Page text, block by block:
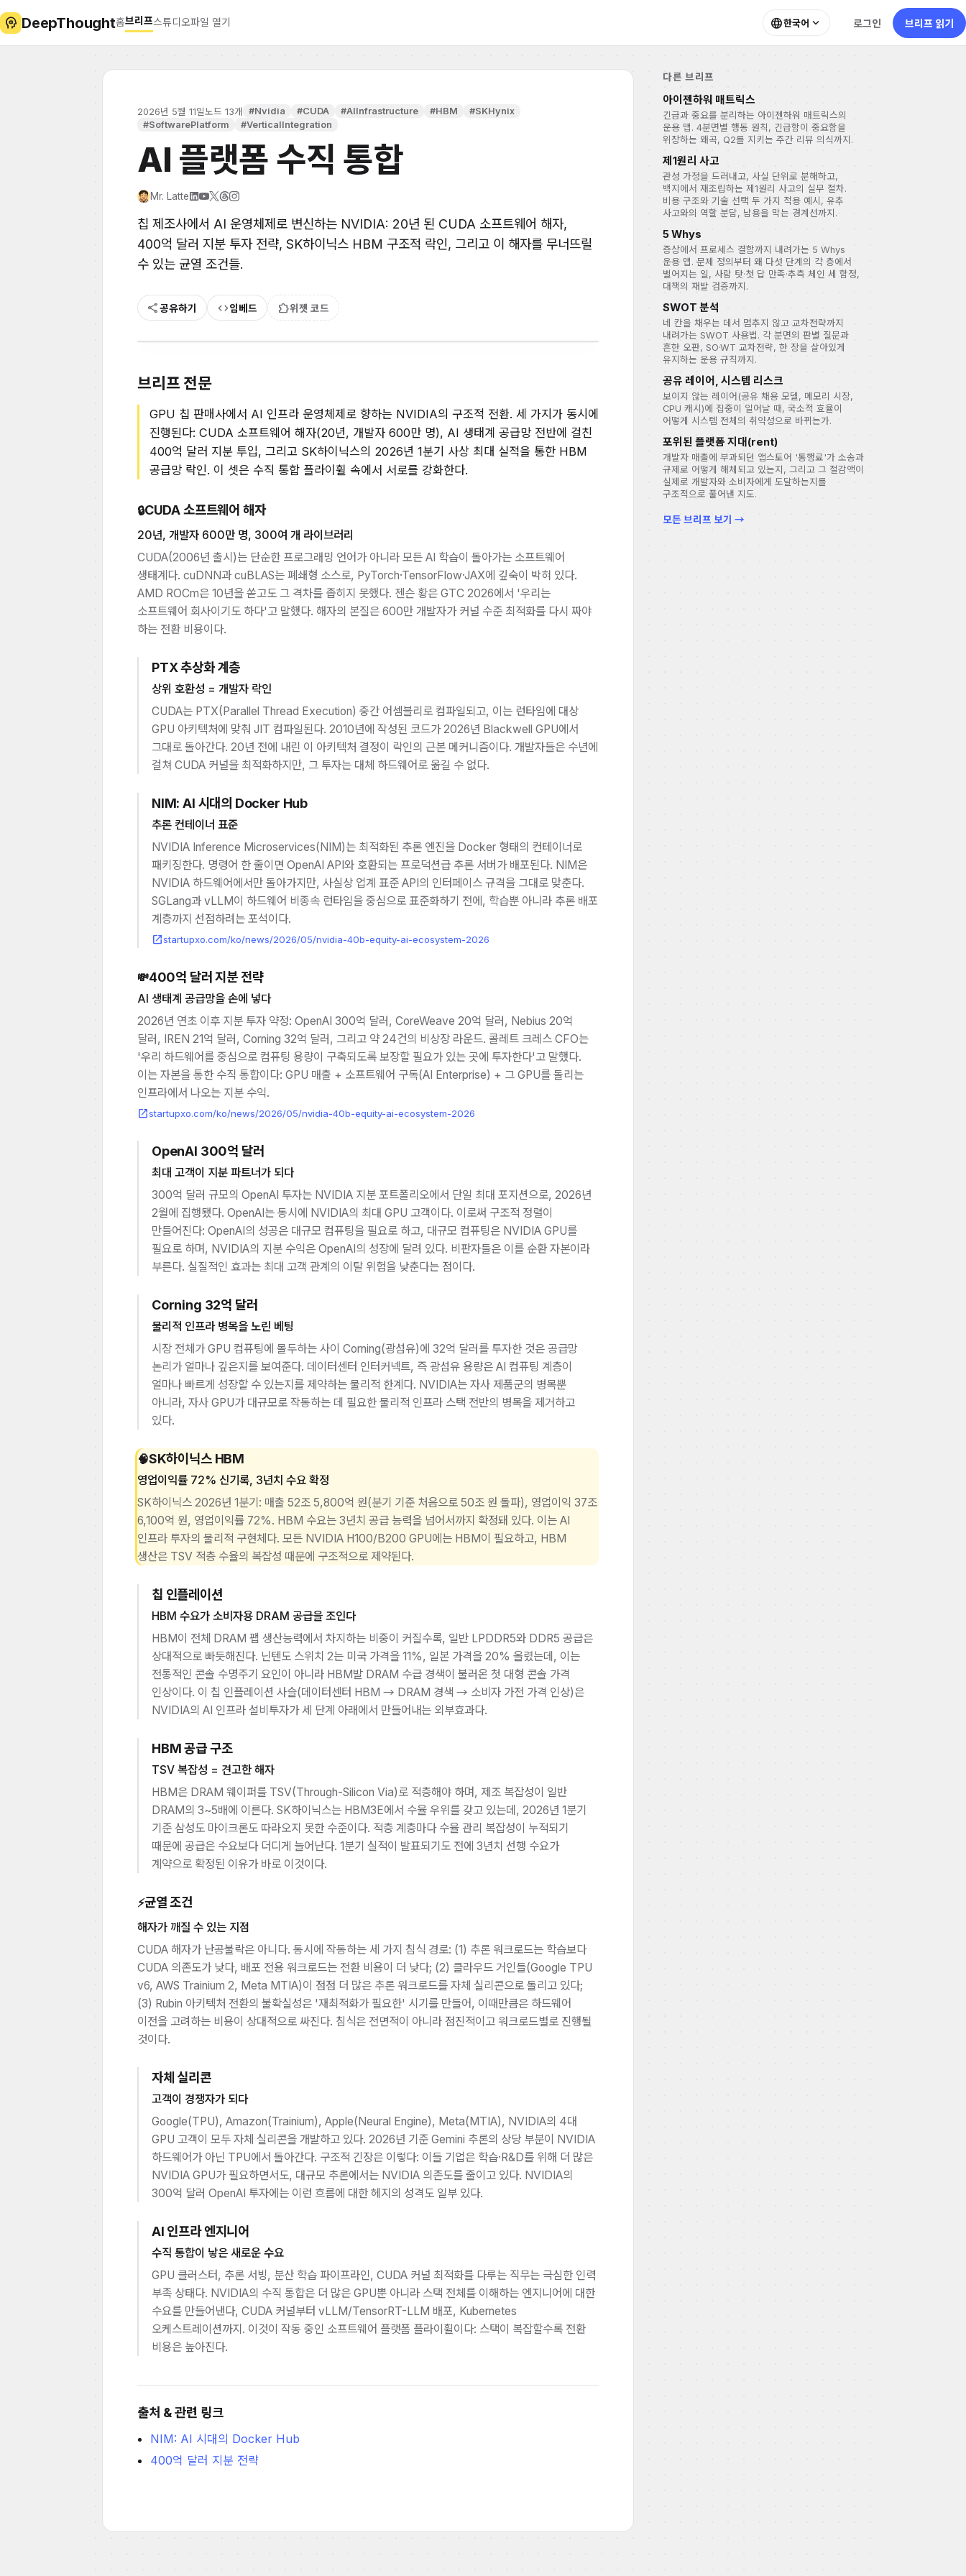
psychology DeepThought홈브리프스튜디오파일 열기 language한국어 expand_more 로그인 브리프 읽기
2026년 5월 11일노드 13개 #Nvidia #CUDA #AIInfrastructure #HBM
#SKHynix
#SoftwarePlatform
#VerticalIntegration
AI 플랫폼 수직 통합
Mr. Latte
칩 제조사에서 AI 운영체제로 변신하는 NVIDIA: 20년 된 CUDA 소프트웨어 해자,
400억 달러 지분 투자 전략, SK하이닉스 HBM 구조적 락인, 그리고 이 해자를 무너뜨릴
수 있는 균열 조건들.
share공유하기 code임베드 extension위젯 코드
브리프 전문
GPU 칩 판매사에서 AI 인프라 운영체제로 향하는 NVIDIA의 구조적 전환. 세 가지가 동시에
진행된다: CUDA 소프트웨어 해자(20년, 개발자 600만 명), AI 생태계 공급망 전반에 걸친
400억 달러 지분 투입, 그리고 SK하이닉스의 2026년 1분기 사상 최대 실적을 통한 HBM
공급망 락인. 이 셋은 수직 통합 플라이휠 속에서 서로를 강화한다.
🔒CUDA 소프트웨어 해자
20년, 개발자 600만 명, 300여 개 라이브러리
CUDA(2006년 출시)는 단순한 프로그래밍 언어가 아니라 모든 AI 학습이 돌아가는 소프트웨어
생태계다. cuDNN과 cuBLAS는 폐쇄형 소스로, PyTorch·TensorFlow·JAX에 깊숙이 박혀 있다.
AMD ROCm은 10년을 쏟고도 그 격차를 좁히지 못했다. 젠슨 황은 GTC 2026에서 '우리는
소프트웨어 회사이기도 하다'고 말했다. 해자의 본질은 600만 개발자가 커널 수준 최적화를 다시 짜야
하는 전환 비용이다.
PTX 추상화 계층
상위 호환성 = 개발자 락인
CUDA는 PTX(Parallel Thread Execution) 중간 어셈블리로 컴파일되고, 이는 런타임에 대상
GPU 아키텍처에 맞춰 JIT 컴파일된다. 2010년에 작성된 코드가 2026년 Blackwell GPU에서
그대로 돌아간다. 20년 전에 내린 이 아키텍처 결정이 락인의 근본 메커니즘이다. 개발자들은 수년에
걸쳐 CUDA 커널을 최적화하지만, 그 투자는 대체 하드웨어로 옮길 수 없다.
NIM: AI 시대의 Docker Hub
추론 컨테이너 표준
NVIDIA Inference Microservices(NIM)는 최적화된 추론 엔진을 Docker 형태의 컨테이너로
패키징한다. 명령어 한 줄이면 OpenAI API와 호환되는 프로덕션급 추론 서버가 배포된다. NIM은
NVIDIA 하드웨어에서만 돌아가지만, 사실상 업계 표준 API의 인터페이스 규격을 그대로 맞춘다.
SGLang과 vLLM이 하드웨어 비종속 런타임을 중심으로 표준화하기 전에, 학습뿐 아니라 추론 배포
계층까지 선점하려는 포석이다.
open_in_newstartupxo.com/ko/news/2026/05/nvidia-40b-equity-ai-ecosystem-2026
💸400억 달러 지분 전략
AI 생태계 공급망을 손에 넣다
2026년 연초 이후 지분 투자 약정: OpenAI 300억 달러, CoreWeave 20억 달러, Nebius 20억
달러, IREN 21억 달러, Corning 32억 달러, 그리고 약 24건의 비상장 라운드. 콜레트 크레스 CFO는
'우리 하드웨어를 중심으로 컴퓨팅 용량이 구축되도록 보장할 필요가 있는 곳에 투자한다'고 말했다.
이는 자본을 통한 수직 통합이다: GPU 매출 + 소프트웨어 구독(AI Enterprise) + 그 GPU를 돌리는
인프라에서 나오는 지분 수익.
open_in_newstartupxo.com/ko/news/2026/05/nvidia-40b-equity-ai-ecosystem-2026
OpenAI 300억 달러
최대 고객이 지분 파트너가 되다
300억 달러 규모의 OpenAI 투자는 NVIDIA 지분 포트폴리오에서 단일 최대 포지션으로, 2026년
2월에 집행됐다. OpenAI는 동시에 NVIDIA의 최대 GPU 고객이다. 이로써 구조적 정렬이
만들어진다: OpenAI의 성공은 대규모 컴퓨팅을 필요로 하고, 대규모 컴퓨팅은 NVIDIA GPU를
필요로 하며, NVIDIA의 지분 수익은 OpenAI의 성장에 달려 있다. 비판자들은 이를 순환 자본이라
부른다. 실질적인 효과는 최대 고객 관계의 이탈 위험을 낮춘다는 점이다.
Corning 32억 달러
물리적 인프라 병목을 노린 베팅
시장 전체가 GPU 컴퓨팅에 몰두하는 사이 Corning(광섬유)에 32억 달러를 투자한 것은 공급망
논리가 얼마나 깊은지를 보여준다. 데이터센터 인터커넥트, 즉 광섬유 용량은 AI 컴퓨팅 계층이
얼마나 빠르게 성장할 수 있는지를 제약하는 물리적 한계다. NVIDIA는 자사 제품군의 병목뿐
아니라, 자사 GPU가 대규모로 작동하는 데 필요한 물리적 인프라 스택 전반의 병목을 제거하고
있다.
🧠SK하이닉스 HBM
영업이익률 72% 신기록, 3년치 수요 확정
SK하이닉스 2026년 1분기: 매출 52조 5,800억 원(분기 기준 처음으로 50조 원 돌파), 영업이익 37조
6,100억 원, 영업이익률 72%. HBM 수요는 3년치 공급 능력을 넘어서까지 확정돼 있다. 이는 AI
인프라 투자의 물리적 구현체다. 모든 NVIDIA H100/B200 GPU에는 HBM이 필요하고, HBM
생산은 TSV 적층 수율의 복잡성 때문에 구조적으로 제약된다.
칩 인플레이션
HBM 수요가 소비자용 DRAM 공급을 조인다
HBM이 전체 DRAM 팹 생산능력에서 차지하는 비중이 커질수록, 일반 LPDDR5와 DDR5 공급은
상대적으로 빠듯해진다. 닌텐도 스위치 2는 미국 가격을 11%, 일본 가격을 20% 올렸는데, 이는
전통적인 콘솔 수명주기 요인이 아니라 HBM발 DRAM 수급 경색이 불러온 첫 대형 콘솔 가격
인상이다. 이 칩 인플레이션 사슬(데이터센터 HBM → DRAM 경색 → 소비자 가전 가격 인상)은
NVIDIA의 AI 인프라 설비투자가 세 단계 아래에서 만들어내는 외부효과다.
HBM 공급 구조
TSV 복잡성 = 견고한 해자
HBM은 DRAM 웨이퍼를 TSV(Through-Silicon Via)로 적층해야 하며, 제조 복잡성이 일반
DRAM의 3~5배에 이른다. SK하이닉스는 HBM3E에서 수율 우위를 갖고 있는데, 2026년 1분기
기준 삼성도 마이크론도 따라오지 못한 수준이다. 적층 계층마다 수율 관리 복잡성이 누적되기
때문에 공급은 수요보다 더디게 늘어난다. 1분기 실적이 발표되기도 전에 3년치 선행 수요가
계약으로 확정된 이유가 바로 이것이다.
⚡균열 조건
해자가 깨질 수 있는 지점
CUDA 해자가 난공불락은 아니다. 동시에 작동하는 세 가지 침식 경로: (1) 추론 워크로드는 학습보다
CUDA 의존도가 낮다, 배포 전용 워크로드는 전환 비용이 더 낮다; (2) 클라우드 거인들(Google TPU
v6, AWS Trainium 2, Meta MTIA)이 점점 더 많은 추론 워크로드를 자체 실리콘으로 돌리고 있다;
(3) Rubin 아키텍처 전환의 불확실성은 '재최적화가 필요한' 시기를 만들어, 이때만큼은 하드웨어
이전을 고려하는 비용이 상대적으로 싸진다. 침식은 전면적이 아니라 점진적이고 워크로드별로 진행될
것이다.
자체 실리콘
고객이 경쟁자가 되다
Google(TPU), Amazon(Trainium), Apple(Neural Engine), Meta(MTIA), NVIDIA의 4대
GPU 고객이 모두 자체 실리콘을 개발하고 있다. 2026년 기준 Gemini 추론의 상당 부분이 NVIDIA
하드웨어가 아닌 TPU에서 돌아간다. 구조적 긴장은 이렇다: 이들 기업은 학습·R&D를 위해 더 많은
NVIDIA GPU가 필요하면서도, 대규모 추론에서는 NVIDIA 의존도를 줄이고 있다. NVIDIA의
300억 달러 OpenAI 투자에는 이런 흐름에 대한 헤지의 성격도 일부 있다.
AI 인프라 엔지니어
수직 통합이 낳은 새로운 수요
GPU 클러스터, 추론 서빙, 분산 학습 파이프라인, CUDA 커널 최적화를 다루는 직무는 극심한 인력
부족 상태다. NVIDIA의 수직 통합은 더 많은 GPU뿐 아니라 스택 전체를 이해하는 엔지니어에 대한
수요를 만들어낸다, CUDA 커널부터 vLLM/TensorRT-LLM 배포, Kubernetes
오케스트레이션까지. 이것이 작동 중인 소프트웨어 플랫폼 플라이휠이다: 스택이 복잡할수록 전환
비용은 높아진다.
출처 & 관련 링크
NIM: AI 시대의 Docker Hub
400억 달러 지분 전략
다른 브리프
아이젠하워 매트릭스
긴급과 중요를 분리하는 아이젠하워 매트릭스의
운용 맵. 4분면별 행동 원칙, 긴급함이 중요함을
위장하는 왜곡, Q2를 지키는 주간 리뷰 의식까지.
제1원리 사고
관성 가정을 드러내고, 사실 단위로 분해하고,
백지에서 재조립하는 제1원리 사고의 실무 절차.
비용 구조와 기술 선택 두 가지 적용 예시, 유추
사고와의 역할 분담, 남용을 막는 경계선까지.
5 Whys
증상에서 프로세스 결함까지 내려가는 5 Whys
운용 맵. 문제 정의부터 왜 다섯 단계의 각 층에서
벌어지는 일, 사람 탓·첫 답 만족·추측 체인 세 함정,
대책의 재발 검증까지.
SWOT 분석
네 칸을 채우는 데서 멈추지 않고 교차전략까지
내려가는 SWOT 사용법. 각 분면의 판별 질문과
흔한 오판, SO·WT 교차전략, 한 장을 살아있게
유지하는 운용 규칙까지.
공유 레이어, 시스템 리스크
보이지 않는 레이어(공유 채용 모델, 메모리 시장,
CPU 캐시)에 집중이 일어날 때, 국소적 효율이
어떻게 시스템 전체의 취약성으로 바뀌는가.
포위된 플랫폼 지대(rent)
개발자 매출에 부과되던 앱스토어 '통행료'가 소송과
규제로 어떻게 해체되고 있는지, 그리고 그 절감액이
실제로 개발자와 소비자에게 도달하는지를
구조적으로 풀어낸 지도.
모든 브리프 보기 →